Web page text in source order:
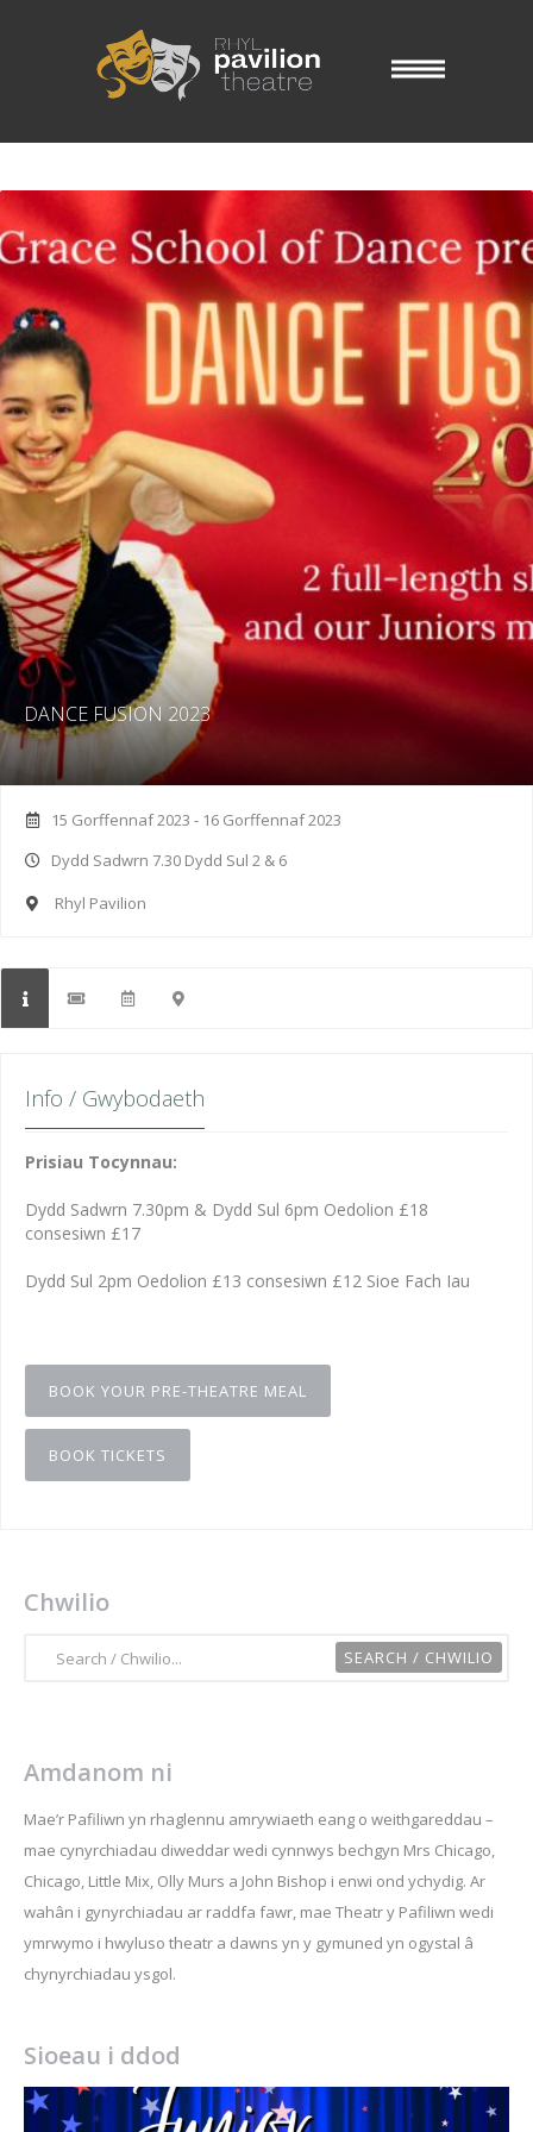
DANCE FUSION 2023
15 Gorffennaf 2023 - 16 Gorffennaf 2023
Dydd Sadwrn 7.30 Dydd Sul 2 & 6
Rhyl Pavilion
Info / Gwybodaeth
Prisiau Tocynnau:
Dydd Sadwrn 7.30pm & Dydd Sul 6pm Oedolion £18
consesiwn £17
Dydd Sul 2pm Oedolion £13 consesiwn £12 Sioe Fach Iau
BOOK YOUR PRE-THEATRE MEAL
BOOK TICKETS
Chwilio
Amdanom ni
Mae’r Pafiliwn yn rhaglennu amrywiaeth eang o weithgareddau –
mae cynyrchiadau diweddar wedi cynnwys bechgyn Mrs Chicago,
Chicago, Little Mix, Olly Murs a John Bishop i enwi ond ychydig. Ar
wahân i gynyrchiadau ar raddfa fawr, mae Theatr y Pafiliwn wedi
ymrwymo i hwyluso theatr a dawns yn y gymuned yn ogystal â
chynyrchiadau ysgol.
Sioeau i ddod